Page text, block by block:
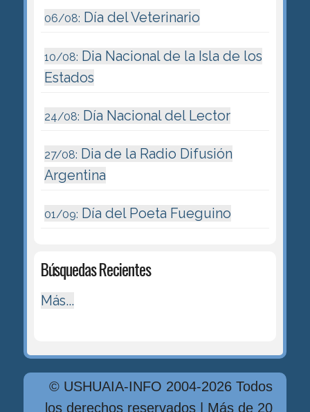
06/08: Día del Veterinario
10/08: Dia Nacional de la Isla de los
Estados
24/08: Día Nacional del Lector
27/08: Dia de la Radio Difusión
Argentina
01/09: Día del Poeta Fueguino
Búsquedas Recientes
Más...
© USHUAIA-INFO 2004-2026 Todos
los derechos reservados | Más de 20